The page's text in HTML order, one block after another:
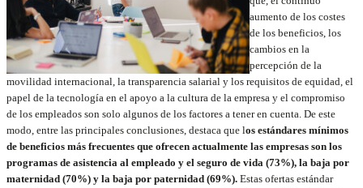
aumento de los costes
de los beneficios, los
cambios en la
percepción de la
movilidad internacional, la transparencia salarial y los requisitos de equidad, el
papel de la tecnología en el apoyo a la cultura de la empresa y el compromiso
de los empleados son solo algunos de los factores a tener en cuenta. De este
modo, entre las principales conclusiones, destaca que los estándares mínimos
de beneficios más frecuentes que ofrecen actualmente las empresas son los
programas de asistencia al empleado y el seguro de vida (73%), la baja por
maternidad (70%) y la baja por paternidad (69%). Estas ofertas estándar